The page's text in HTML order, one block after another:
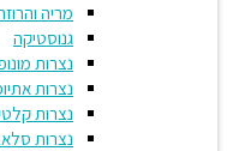
מריה והרוזרי
גנוסטיקה
נצרות מונופיזיטית
נצרות אתיופית
נצרות קלטית
נצרות סלאבית